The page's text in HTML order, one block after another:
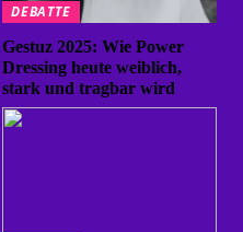
DEBATTE
Gestuz 2025: Wie Power
Dressing heute weiblich,
stark und tragbar wird